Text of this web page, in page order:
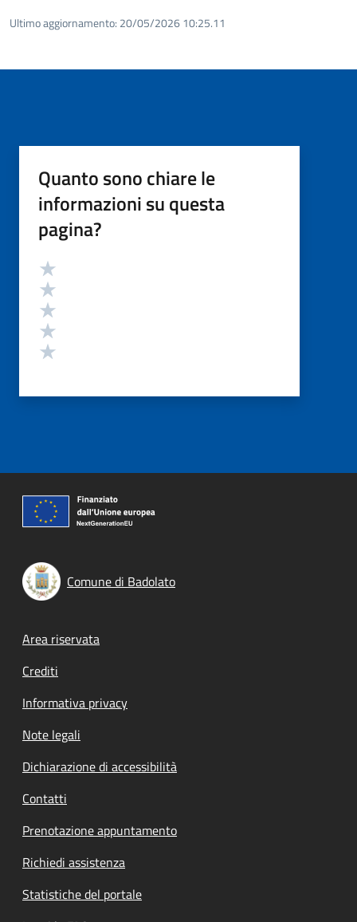
Ultimo aggiornamento: 20/05/2026 10:25.11
Quanto sono chiare le
informazioni su questa
pagina?
Valutazione
Comune di Badolato
Footer menu
Area riservata
Crediti
Informativa privacy
Note legali
Dichiarazione di accessibilità
Contatti
Prenotazione appuntamento
Richiedi assistenza
Statistiche del portale